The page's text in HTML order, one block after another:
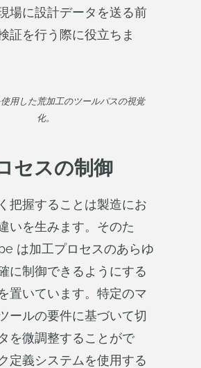
場に設計データを送る前
証を行う際に役立ちま
用した荒加工のツールパスの視覚
化。
セスの制御
把握することは製造にお
いを生みます。そのた
は加工プロセスのあらゆ
に制御できるようにする
置いています。特定のマ
ールの要件に基づいて切
を微調整することがで
定義システムを使用する